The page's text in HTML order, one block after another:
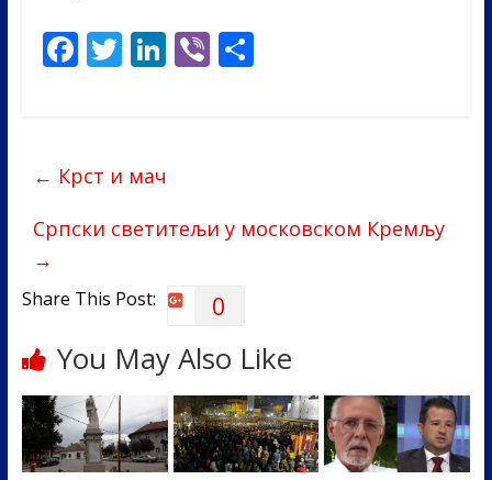
F
o
o
T Li
n
Vi S
← Крст и мач
Српски светитељи у московском Кремљу
→
Share This Post: 0
You May Also Like